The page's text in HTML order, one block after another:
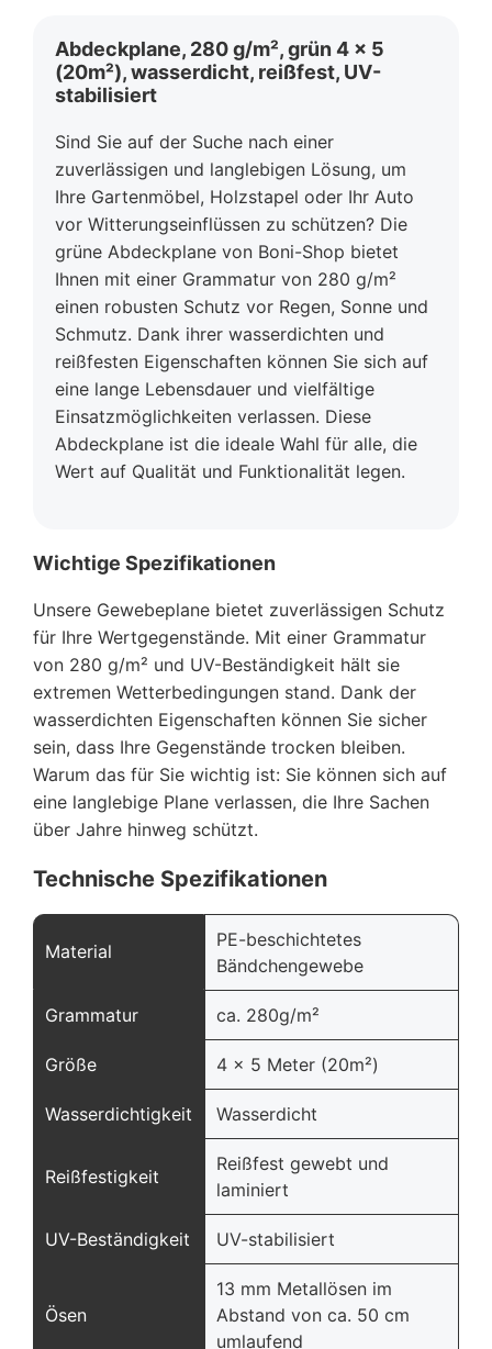
Abdeckplane, 280 g/m², grün 4 x 5
(20m²), wasserdicht, reißfest, UV-
stabilisiert
Sind Sie auf der Suche nach einer
zuverlässigen und langlebigen Lösung, um
Ihre Gartenmöbel, Holzstapel oder Ihr Auto
vor Witterungseinflüssen zu schützen? Die
grüne Abdeckplane von Boni-Shop bietet
Ihnen mit einer Grammatur von 280 g/m²
einen robusten Schutz vor Regen, Sonne und
Schmutz. Dank ihrer wasserdichten und
reißfesten Eigenschaften können Sie sich auf
eine lange Lebensdauer und vielfältige
Einsatzmöglichkeiten verlassen. Diese
Abdeckplane ist die ideale Wahl für alle, die
Wert auf Qualität und Funktionalität legen.
Wichtige Spezifikationen
Unsere Gewebeplane bietet zuverlässigen Schutz
für Ihre Wertgegenstände. Mit einer Grammatur
von 280 g/m² und UV-Beständigkeit hält sie
extremen Wetterbedingungen stand. Dank der
wasserdichten Eigenschaften können Sie sicher
sein, dass Ihre Gegenstände trocken bleiben.
Warum das für Sie wichtig ist: Sie können sich auf
eine langlebige Plane verlassen, die Ihre Sachen
über Jahre hinweg schützt.
Technische Spezifikationen
Material
PE-beschichtetes
Bändchengewebe
Grammatur ca. 280g/m²
Größe 4 x 5 Meter (20m²)
Wasserdichtigkeit Wasserdicht
Reißfestigkeit
Reißfest gewebt und
laminiert
UV-Beständigkeit UV-stabilisiert
Ösen
13 mm Metallösen im
Abstand von ca. 50 cm
umlaufend